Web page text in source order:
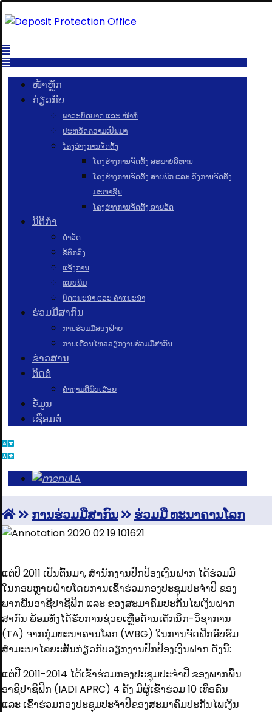
ໜ້າຫຼັກ
ກ່ຽວກັບ
ພາລະບົດບາດ ແລະ ໜ້າທີ່
ປະຫວັດຄວາມເປັນມາ
ໂຄງຮ່າງການຈັດຕັ້ງ
ໂຄງຮ່າງການຈັດຕັ້ງ ສະພາບໍລິຫານ
ໂຄງຮ່າງການຈັດຕັ້ງ ສາຍພັກ ແລະ ອົງການຈັດຕັ້ງ
ມະຫາຊົນ
ໂຄງຮ່າງການຈັດຕັ້ງ ສາຍລັດ
ນິຕິກຳ
ດຳລັດ
ຂໍ້ຕົກລົງ
ແຈ້ງການ
ແບບພິມ
ບົດແນະນໍາ ແລະ ຄໍາແນະນໍາ
ຮ່ວມມືສາກົນ
ການຮ່ວມມືສອງຝ່າຍ
ການເຄື່ອນໄຫວວຽກງານຮ່ວມມືສາກົນ
ຂ່າວສານ
ຕິດຕໍ່
ຄຳຖາມທີ່ພົບເລື່ອຍ
ຂໍ້ມູນ
ເຊື່ອມຕໍ່
LA
ການຮ່ວມມືສາກົນ ຮ່ວມມື ທະນາຄານໂລກ
ແຕ່ປີ 2011 ເປັນຕົ້ນມາ, ສໍານັກງານປົກປ້ອງເງິນຝາກ ໄດ້ຮ່ວມມື
ໃນກອບຫຼາຍຝ່າຍໂດຍການເຂົ້າຮ່ວມກອງປະຊຸມປະຈໍາປີ ຂອງ
ພາກພື້ນອາຊີປາຊີຟິກ ແລະ ຂອງສະມາຄົມປະກັນໄພເງິນຝາກ
ສາກົນ ພ້ອມທັງໄດ້ຮັບການຊ່ວຍເຫຼືອດ້ານເຕັກນິກ-ວິຊາການ
(TA) ຈາກກຸ່ມທະນາຄານໂລກ (WBG) ໃນການຈັດຝຶກອົບຮົມ
ສໍາມະນາໄລຍະສັ້ນກ່ຽວກັບວຽກງານປົກປ້ອງເງິນຝາກ ດັ່ງນີ້:
ແຕ່ປີ 2011-2014 ໄດ້ເຂົ້າຮ່ວມກອງປະຊຸມປະຈໍາປີ ຂອງພາກພື້ນ
ອາຊີປາຊີຟິກ (IADI APRC) 4 ຄັ້ງ ມີຜູ້ເຂົ້າຮ່ວມ 10 ເທື່ອຄົນ
ແລະ ເຂົ້າຮ່ວມກອງປະຊຸມປະຈໍາປີຂອງສະມາຄົມປະກັນໄພເງິນ